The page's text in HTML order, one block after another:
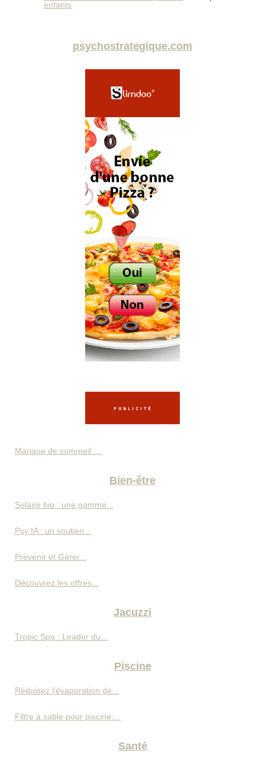
enfants
psychostrategique.com
Manque de sommeil :...
Bien-être
Solaire bio : une gamme...
Psy IA : un soutien...
Prévenir et Gérer...
Découvrez les offres...
Jacuzzi
Tropic Spa : Leader du...
Piscine
Réduisez l'évaporation de...
Filtre à sable pour piscine:...
Santé